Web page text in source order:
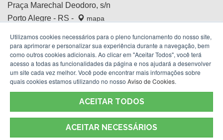
Praça Marechal Deodoro, s/n
Porto Alegre - RS -
mapa
Fone:(51) 3210.4100
Termos de Uso
Utilizamos cookies necessários para o pleno funcionamento do nosso site,
para aprimorar e personalizar sua experiência durante a navegação, bem
como outros cookies adicionais. Ao clicar em "Aceitar Todos", você terá
acesso a todas as funcionalidades da página e nos ajudará a desenvolver
um site cada vez melhor. Você pode encontrar mais informações sobre
quais cookies estamos utilizando no nosso Aviso de Cookies.
ACEITAR TODOS
ACEITAR NECESSÁRIOS